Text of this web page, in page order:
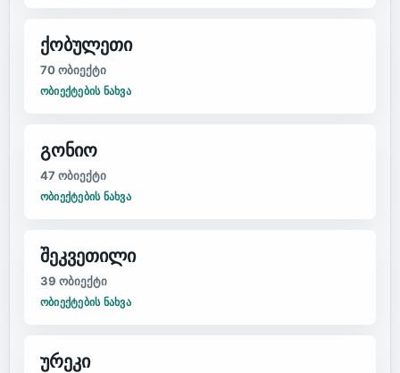
ქობულეთი
70ობიექტი
ᲝᲑᲘᲔᲥᲢᲔᲑᲘᲡ ᲜᲐᲮᲕᲐ
გონიო
47 ობიექტი
ᲝᲑᲘᲔᲥᲢᲔᲑᲘᲡ ᲜᲐᲮᲕᲐ
შეკვეთილი
39 ობიექტი
ᲝᲑᲘᲔᲥᲢᲔᲑᲘᲡ ᲜᲐᲮᲕᲐ
ურეკი